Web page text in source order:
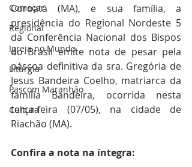
Começar
Regional
Igreja no Mundo
Liturgia
Pascom Maranhão
Cultura
Coroatá (MA), e sua família, a
presidência do Regional Nordeste 5
da Conferência Nacional dos Bispos
do Brasil emite nota de pesar pela
páscoa definitiva da sra. Gregória de
Jesus Bandeira Coelho, matriarca da
família Bandeira, ocorrida nesta
terça-feira (07/05), na cidade de
Riachão (MA).
Confira a nota na íntegra: